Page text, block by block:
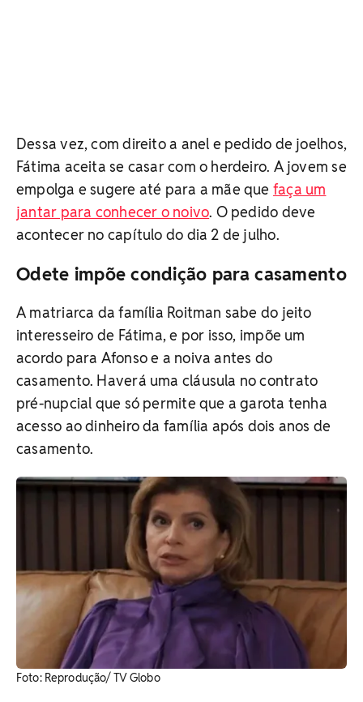
Dessa vez, com direito a anel e pedido de joelhos,
Fátima aceita se casar com o herdeiro. A jovem se
empolga e sugere até para a mãe que faça um
jantar para conhecer o noivo. O pedido deve
acontecer no capítulo do dia 2 de julho.
Odete impõe condição para casamento
A matriarca da família Roitman sabe do jeito
interesseiro de Fátima, e por isso, impõe um
acordo para Afonso e a noiva antes do
casamento. Haverá uma cláusula no contrato
pré-nupcial que só permite que a garota tenha
acesso ao dinheiro da família após dois anos de
casamento.
​Foto: Reprodução/ TV Globo